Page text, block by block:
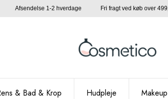
Afsendelse 1-2 hverdage Fri fragt ved køb over
& Bad & Krop Hudpleje Makeup